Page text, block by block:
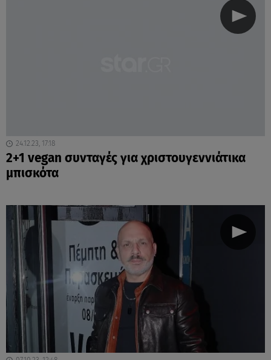
24.12.23, 17:18
2+1 vegan συνταγές για χριστουγεννιάτικα
μπισκότα